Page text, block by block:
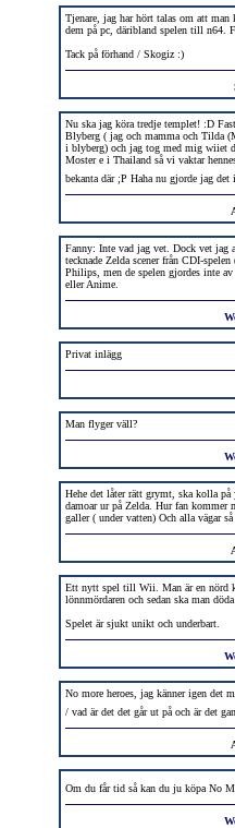
Tjenare, jag har hört talas om att man
dem på pc, däribland spelen till n64.
Tack på förhand / Skogiz :)
Nu ska jag köra tredje templet! :D
Blyberg ( jag och mamma och Tilda
i blyberg) och jag tog med mig wiiet
Moster e i Thailand så vi vaktar
bekanta där ;P Haha nu gjorde jag
Fanny: Inte vad jag vet. Dock vet jag
tecknade Zelda scener från CDI-
Philips, men de spelen gjordes inte
eller Anime.
Privat inlägg
Man flyger väll?
Hehe det låter rätt grymt, ska kolla på
damoar ur på Zelda. Hur fan kommer
galler ( under vatten) Och alla vägar
Ett nytt spel till Wii. Man är en nörd
lönnmördaren och sedan ska man
Spelet är sjukt unikt och underbart.
No more heroes, jag känner igen det
/ vad är det det går ut på och är det
Om du får tid så kan du ju köpa No